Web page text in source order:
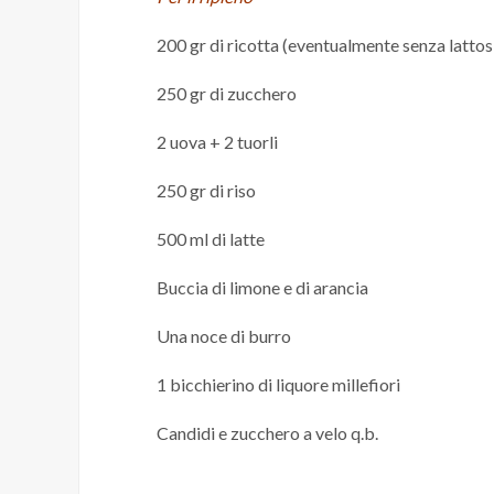
200 gr di ricotta (eventualmente senza
250 gr di zucchero
2 uova + 2 tuorli
250 gr di riso
500 ml di latte
Buccia di limone e di arancia
Una noce di burro
1 bicchierino di liquore millefiori
Candidi e zucchero a velo q.b.